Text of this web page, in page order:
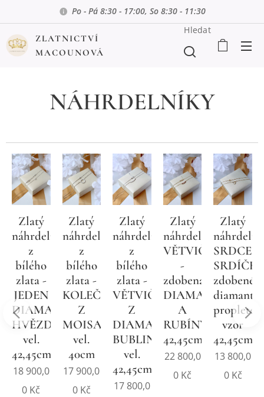
Po - Pá 8:30 - 17:00, So 8:30 - 11:30
ZLATNICTVÍ
MACOUNOVÁ
Hledat
NÁHRDELNÍKY
Zlatý
náhrdelník
z
bílého
zlata -
JEDEN
DIAMANT,
HVĚZDIČKA
vel.
42,45cm
18 900,0
0 Kč
Zlatý
náhrdelník
z
bílého
zlata -
KOLEČKO
Z
MOISANITŮ,
vel.
40cm
17 900,0
0Kč
Zlatý
náhrdelník
z
bílého
zlata -
VĚTVIČKA
Z
DIAMANTŮ,
BUBLINKY
vel.
42,45cm
17 800,0
Zlatý
náhrdelník,
VĚTVIČKA
-
zdobená
DIAMANTY
A
RUBÍNY
42,45cm
22 800,0
0 Kč
Zlatý
SRDCE,
zdobené
diamanty,
vzor
42,45cm
13 800,0
0Kč